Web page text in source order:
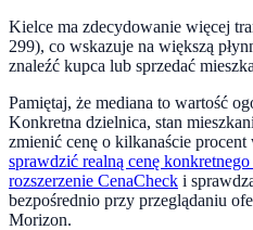
Kielce ma zdecydowanie więcej
299), co wskazuje na większą
znaleźć kupca lub sprzedać
Pamiętaj, że mediana to wartość
Konkretna dzielnica, stan
zmienić cenę o kilkanaście
sprawdzić realną cenę
rozszerzenie CenaCheck i
bezpośrednio przy przeglądaniu
Morizon.